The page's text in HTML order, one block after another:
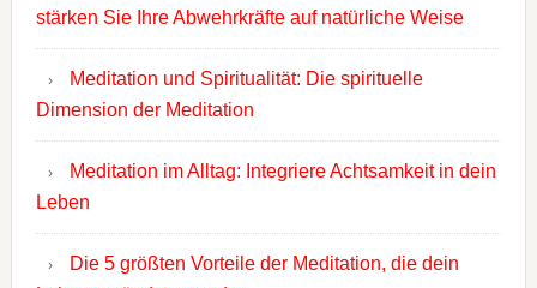
stärken Sie Ihre Abwehrkräfte auf natürliche Weise
Meditation und Spiritualität: Die spirituelle
Dimension der Meditation
Meditation im Alltag: Integriere Achtsamkeit in dein
Leben
Die 5 größten Vorteile der Meditation, die dein